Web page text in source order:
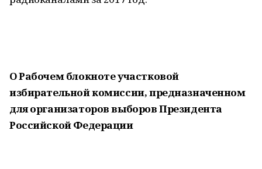
О Рабочем блокноте участковой
избирательной комиссии, предназначенном
для организаторов выборов Президента
Российской Федерации